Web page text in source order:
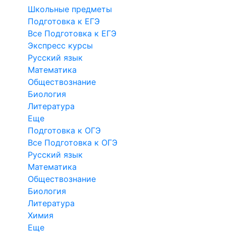
Школьные предметы
Подготовка к ЕГЭ
Все Подготовка к ЕГЭ
Экспресс курсы
Русский язык
Математика
Обществознание
Биология
Литература
Еще
Подготовка к ОГЭ
Все Подготовка к ОГЭ
Русский язык
Математика
Обществознание
Биология
Литература
Химия
Еще